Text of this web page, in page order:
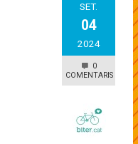
SET.
04
2024
0
COMENTARIS